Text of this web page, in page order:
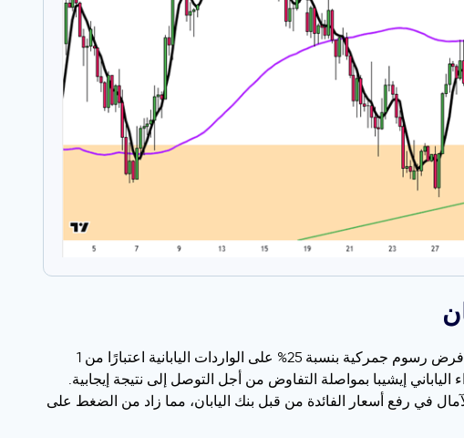
انخفض الين الياباني إلى ما بعد 146 مقابل الدولار يوم الثلاثاء، مسجلاً أدنى مستوى له في أسبوعين بعد أن أكد الرئيس ترامب فرض رسوم جمركية بنسبة 25% على الواردات اليابانية اعتبارًا من 1
ولكنه لا يزال أعلى من النسبة القياسية البالغة 10%. وتعهد رئيس الوزراء الياباني إيشيبا بمواصلة التفاوض من أجل التوصل إلى نتيجة إيجابية.
في رفع أسعار الفائدة من قبل بنك اليابان، مما زاد من الضغط على